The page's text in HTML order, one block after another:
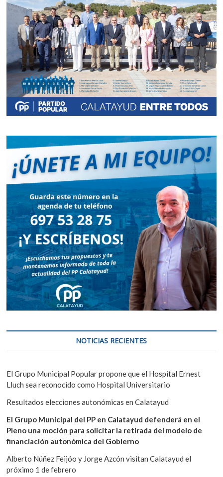
NOTICIAS RECIENTES
El Grupo Municipal Popular propone que el Hospital Ernest
Lluch sea reconocido como Hospital Universitario
Resultados elecciones autonómicas en Calatayud
El Grupo Municipal del PP en Calatayud defenderá en el
Pleno una moción para solicitar la retirada del modelo de
financiación autonómica del Gobierno
Alberto Núñez Feijóo y Jorge Azcón visitan Calatayud el
próximo 1 de febrero